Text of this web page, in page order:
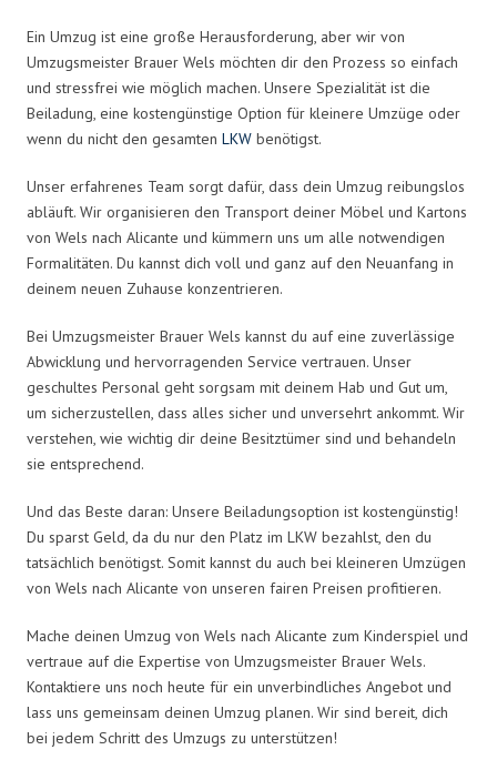
Ein Umzug ist eine große Herausforderung, aber wir von
Umzugsmeister Brauer Wels möchten dir den Prozess so einfach
und stressfrei wie möglich machen. Unsere Spezialität ist die
Beiladung, eine kostengünstige Option für kleinere Umzüge oder
wenn du nicht den gesamten LKW benötigst.
Unser erfahrenes Team sorgt dafür, dass dein Umzug reibungslos
abläuft. Wir organisieren den Transport deiner Möbel und Kartons
von Wels nach Alicante und kümmern uns um alle notwendigen
Formalitäten. Du kannst dich voll und ganz auf den Neuanfang in
deinem neuen Zuhause konzentrieren.
Bei Umzugsmeister Brauer Wels kannst du auf eine zuverlässige
Abwicklung und hervorragenden Service vertrauen. Unser
geschultes Personal geht sorgsam mit deinem Hab und Gut um,
um sicherzustellen, dass alles sicher und unversehrt ankommt. Wir
verstehen, wie wichtig dir deine Besitztümer sind und behandeln
sie entsprechend.
Und das Beste daran: Unsere Beiladungsoption ist kostengünstig!
Du sparst Geld, da du nur den Platz im LKW bezahlst, den du
tatsächlich benötigst. Somit kannst du auch bei kleineren Umzügen
von Wels nach Alicante von unseren fairen Preisen profitieren.
Mache deinen Umzug von Wels nach Alicante zum Kinderspiel und
vertraue auf die Expertise von Umzugsmeister Brauer Wels.
Kontaktiere uns noch heute für ein unverbindliches Angebot und
lass uns gemeinsam deinen Umzug planen. Wir sind bereit, dich
bei jedem Schritt des Umzugs zu unterstützen!